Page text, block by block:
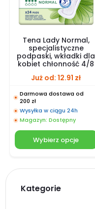
Tena Lady Normal,
specjalistyczne
podpaski, wkładki dla
kobiet chłonność 4/8
Już od:12.91 zł
Darmowa dostawa od
200 zł
Wysyłka w ciągu 24h
Magazyn: Dostępny
Wybierz opcje
Kategorie